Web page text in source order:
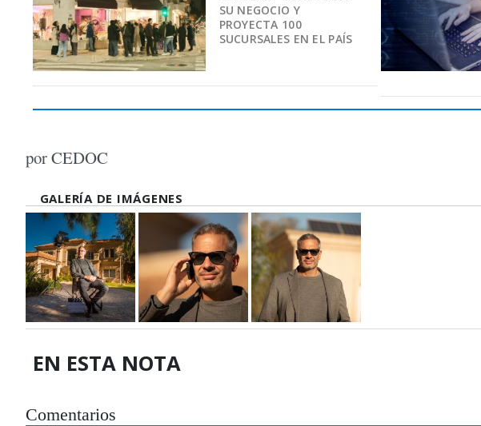
SU NEGOCIO Y
PROYECTA 100
SUCURSALES EN EL PAÍS
por CEDOC
GALERÍA DE IMÁGENES
EN ESTA NOTA
Comentarios